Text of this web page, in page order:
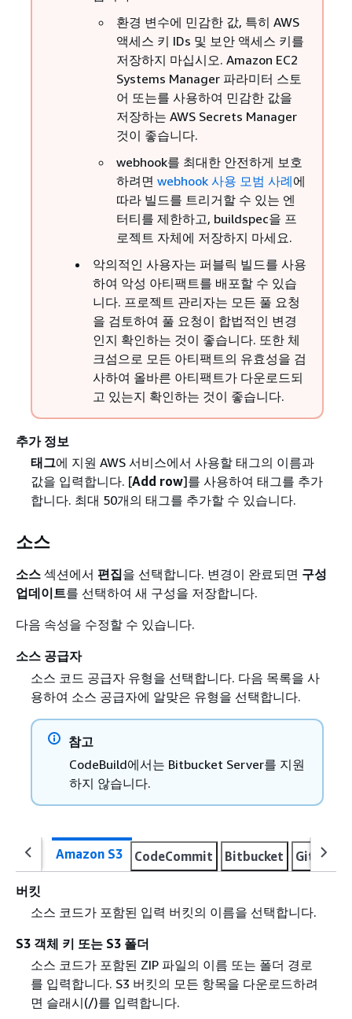
환경 변수에 민감한 값, 특히 AWS
액세스 키 IDs 및 보안 액세스 키를
저장하지 마십시오. Amazon EC2
Systems Manager 파라미터 스토
어 또는를 사용하여 민감한 값을
저장하는 AWS Secrets Manager
것이 좋습니다.
webhook를 최대한 안전하게 보호
하려면 webhook 사용 모범 사례에
따라 빌드를 트리거할 수 있는 엔
터티를 제한하고, buildspec을 프
로젝트 자체에 저장하지 마세요.
악의적인 사용자는 퍼블릭 빌드를 사용
하여 악성 아티팩트를 배포할 수 있습
니다. 프로젝트 관리자는 모든 풀 요청
을 검토하여 풀 요청이 합법적인 변경
인지 확인하는 것이 좋습니다. 또한 체
크섬으로 모든 아티팩트의 유효성을 검
사하여 올바른 아티팩트가 다운로드되
고 있는지 확인하는 것이 좋습니다.
추가 정보
태그에 지원 AWS 서비스에서 사용할 태그의 이름과
값을 입력합니다. [Add row]를 사용하여 태그를 추가
합니다. 최대 50개의 태그를 추가할 수 있습니다.
소스
소스 섹션에서 편집을 선택합니다. 변경이 완료되면 구성
업데이트를 선택하여 새 구성을 저장합니다.
다음 속성을 수정할 수 있습니다.
소스 공급자
소스 코드 공급자 유형을 선택합니다. 다음 목록을 사
용하여 소스 공급자에 알맞은 유형을 선택합니다.
참고
CodeBuild에서는 Bitbucket Server를 지원
하지 않습니다.
Amazon S3 CodeCommit Bitbucket GitHub
버킷
소스 코드가 포함된 입력 버킷의 이름을 선택합니다.
S3 객체 키 또는 S3 폴더
소스 코드가 포함된 ZIP 파일의 이름 또는 폴더 경로
를 입력합니다. S3 버킷의 모든 항목을 다운로드하려
면 슬래시(/)를 입력합니다.